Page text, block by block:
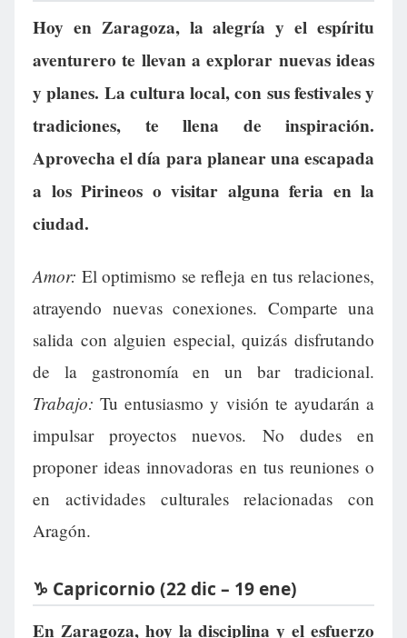
Hoy en Zaragoza, la alegría y el espíritu
aventurero te llevan a explorar nuevas ideas
y planes. La cultura local, con sus festivales y
tradiciones, te llena de inspiración.
Aprovecha el día para planear una escapada
a los Pirineos o visitar alguna feria en la
ciudad.
Amor: El optimismo se refleja en tus relaciones,
atrayendo nuevas conexiones. Comparte una
salida con alguien especial, quizás disfrutando
de la gastronomía en un bar tradicional.
Trabajo: Tu entusiasmo y visión te ayudarán a
impulsar proyectos nuevos. No dudes en
proponer ideas innovadoras en tus reuniones o
en actividades culturales relacionadas con
Aragón.
♑ Capricornio (22 dic – 19 ene)
En Zaragoza, hoy la disciplina y el esfuerzo